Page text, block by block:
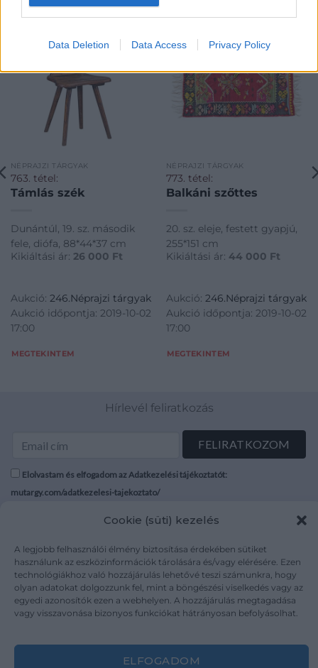
Data Deletion Data Access Privacy Policy
Cookie (süti) kezelés
A legjobb felhasználói élmény biztosítása érdekében sütiket
használunk az eszközinformációk tárolására és/vagy elérésére. Ezen
technológiákhoz való hozzájárulás lehetővé teszi számunkra, hogy
olyan adatokat dolgozzunk fel, mint a böngészési viselkedés vagy az
egyedi azonosítók ezen a webhelyen. A hozzájárulás megtagadása
vagy visszavonása bizonyos funkciókat hátrányosan befolyásolhat.
ELFOGADOM
NÉPRAJZI TÁRGYAK
763. tétel:
Támlás szék
Dunántúl, 19. sz. második
fele, diófa, 88*44*37 cm
Kikiáltási ár: 26 000 Ft
Aukció: 246.Néprajzi tárgyak
Aukció időpontja: 2019-10-02
17:00
MEGTEKINTEM
NÉPRAJZI TÁRGYAK
773. tétel:
Balkáni szőttes
20. sz. eleje, festett gyapjú,
255*151 cm
Kikiáltási ár: 44 000 Ft
Aukció: 246.Néprajzi tárgyak
Aukció időpontja: 2019-10-02
17:00
MEGTEKINTEM
Hírlevél feliratkozás
Elolvastam és elfogadom az Adatkezelési tájékoztatót:
mutargy.com/adatkezelesi-tajekoztato/
Médiaajánlat
Karrier
Kapcsolat
Áraink
ÁSZF
Adatvédelem
Impresszum